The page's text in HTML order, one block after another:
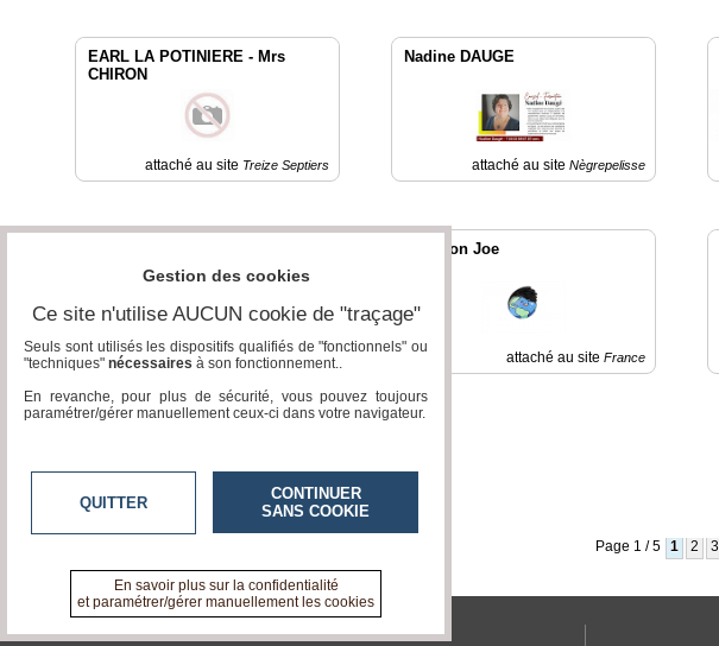
EARL LA POTINIERE - Mrs
CHIRON
attaché au site Treize Septiers
Nadine DAUGE
attaché au site Nègrepelisse
attaché au siteMontauban
Job Mon Joe
attaché au site France
Page 1 / 5 1 2 3
Gestion des cookies
Ce site n'utilise AUCUN cookie de "traçage"
Seuls sont utilisés les dispositifs qualifiés de "fonctionnels" ou
"techniques" nécessaires à son fonctionnement..
En revanche, pour plus de sécurité, vous pouvez toujours
paramétrer/gérer manuellement ceux-ci dans votre navigateur.
QUITTER
CONTINUER
SANS COOKIE
En savoir plus sur la confidentialité
et paramétrer/gérer manuellement les cookies